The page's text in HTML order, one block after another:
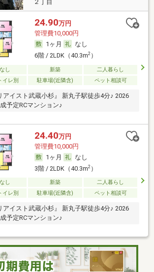
２丁目
24.90万円
管理費10,000円
1ヶ月
なし
6階 / 2LDK（40.3m2）
し 新築
二人暮らし
イレ別
駐車場(近隣含) ペット相談可
アイスト武蔵小杉』 新丸子駅徒歩4分♪ 2026
予定RCマンション♪
24.40万円
管理費10,000円
1ヶ月
なし
3階 / 2LDK（40.3m2）
し 新築
二人暮らし
イレ別
駐車場(近隣含) ペット相談可
アイスト武蔵小杉』 新丸子駅徒歩4分♪ 2026
予定RCマンション♪